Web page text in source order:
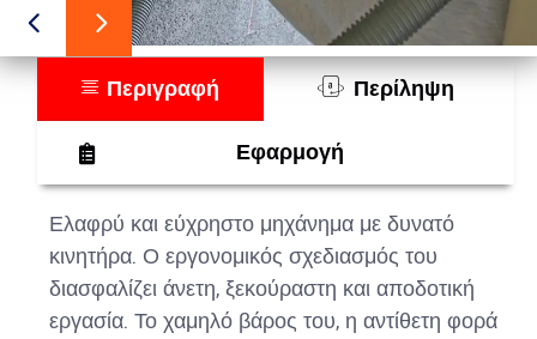
Περιγραφή Περίληψη
Εφαρμογή
Ελαφρύ και εύχρηστο μηχάνημα με δυνατό
κινητήρα. Ο εργονομικός σχεδιασμός του
διασφαλίζει άνετη, ξεκούραστη και αποδοτική
εργασία. Το χαμηλό βάρος του, η αντίθετη φορά